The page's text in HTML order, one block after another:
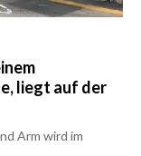
liegt auf der
Arm wird im